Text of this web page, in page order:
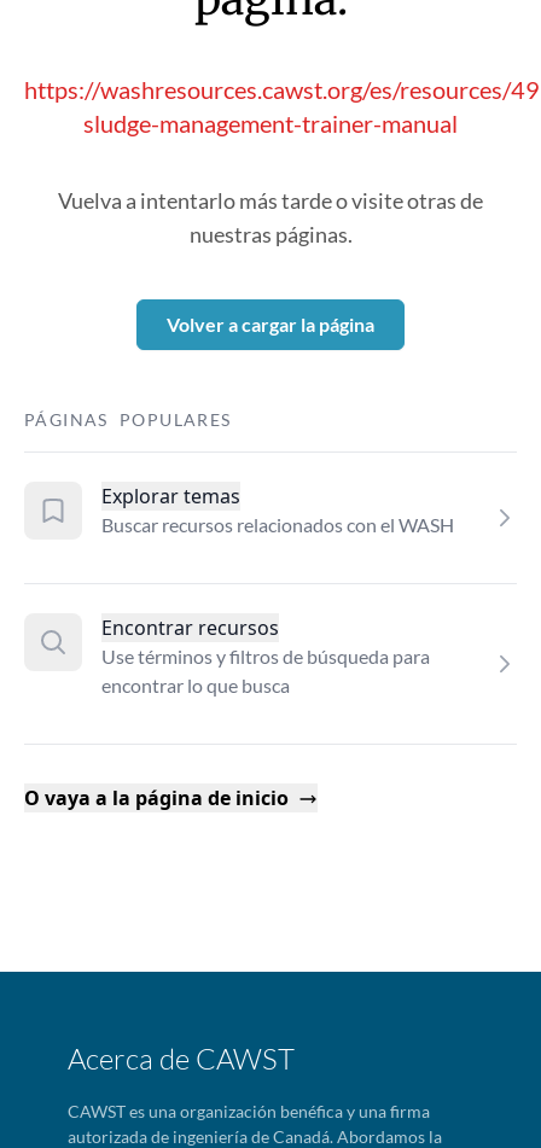
https://washresources.cawst.org/es/resources/
sludge-management-trainer-manual
Vuelva a intentarlo más tarde o visite otras de
nuestras páginas.
Volver a cargar la página
PÁGINAS POPULARES
Explorar temas
Buscar recursos relacionados con el WASH
Encontrar recursos
Use términos y filtros de búsqueda para
encontrar lo que busca
O vaya a la página de inicio
Acerca de CAWST
CAWST es una organización benéfica y una firma
autorizada de ingeniería de Canadá. Abordamos la